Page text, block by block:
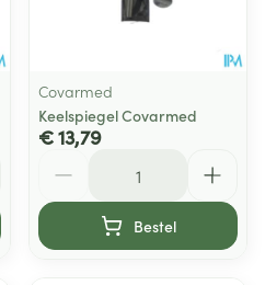
Covarmed
Keelspiegel Covarmed
€ 13,79
Bestel